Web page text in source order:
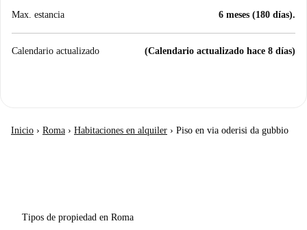
Max. estancia 6 meses (180 días).
Calendario actualizado (Calendario actualizado hace 8 días)
Inicio › Roma › Habitaciones en alquiler › Piso en via oderisi da gubbio
Tipos de propiedad en Roma